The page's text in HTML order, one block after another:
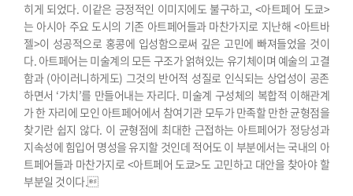
히게 되었다. 이같은 긍정적인 이미지에도 불구하고, <아트페어 도쿄>
는 아시아 주요 도시의 기존 아트페어들과 마찬가지로 지난해 <아트바
젤>이 성공적으로 홍콩에 입성함으로써 깊은 고민에 빠져들었을 것이
다. 아트페어는 미술계의 모든 구조가 얽혀있는 유기체이며 예술의 고결
함과 (아이러니하게도) 그것의 반어적 성질로 인식되는 상업성이 공존
하면서 ‘가치’를 만들어내는 자리다. 미술계 구성체의 복합적 이해관계
가 한 자리에 모인 아트페어에서 참여기관 모두가 만족할 만한 균형점을
찾기란 쉽지 않다. 이 균형점에 최대한 근접하는 아트페어가 정당성과
지속성에 힘입어 명성을 유지할 것인데 적어도 이 부분에서는 국내의 아
트페어들과 마찬가지로 <아트페어 도쿄>도 고민하고 대안을 찾아야 할
부분일 것이다.